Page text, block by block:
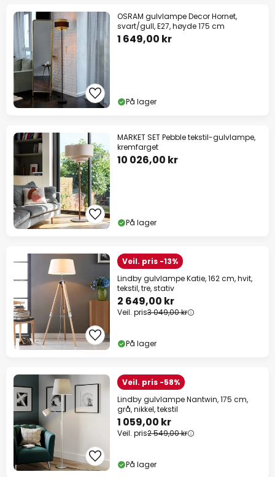
OSRAM gulvlampe Decor Hornet,
svart/gull, E27, høyde 175 cm
1 649,00 kr
På lager
MARKET SET Pebble tekstil-gulvlampe,
kremfarget
10 026,00 kr
På lager
Veil. pris -13%
Lindby gulvlampe Katie, 162 cm, hvit,
tekstil, tre, stativ
2 649,00 kr
Veil. pris3 049,00 kr
På lager
Veil. pris -58%
Lindby gulvlampe Nantwin, 175 cm,
grå, nikkel, tekstil
1 059,00 kr
Veil. pris2 549,00 kr
På lager